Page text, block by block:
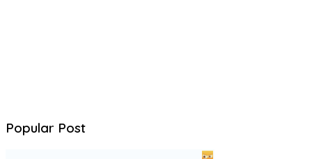
Popular Post